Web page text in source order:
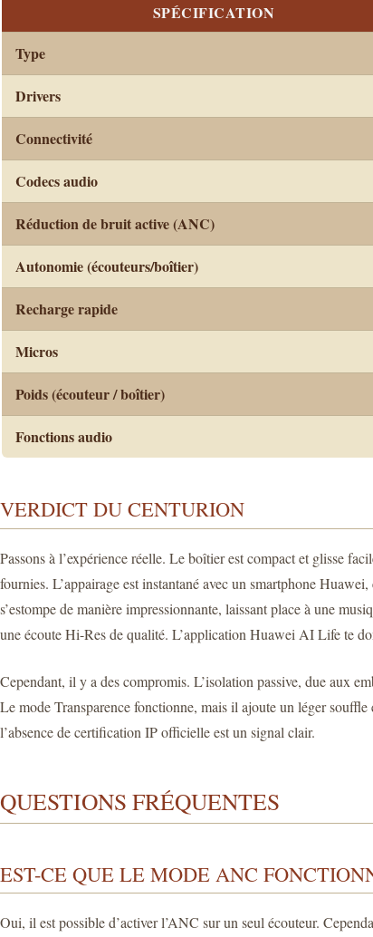
SPÉCIFICATION
Type
Drivers
Connectivité
Codecs audio
Réduction de bruit active (ANC)
Autonomie (écouteurs/boîtier)
Recharge rapide
Micros
Poids (écouteur / boîtier)
Fonctions audio
VERDICT DU CENTURION
Passons à l’expérience réelle. Le boîtier est compact et glisse
fournies. L’appairage est instantané avec un smartphone
s’estompe de manière impressionnante, laissant place à une
une écoute Hi-Res de qualité. L’application Huawei AI Life te
Cependant, il y a des compromis. L’isolation passive, due aux
Le mode Transparence fonctionne, mais il ajoute un léger
l’absence de certification IP officielle est un signal clair.
QUESTIONS FRÉQUENTES
EST-CE QUE LE MODE ANC
Oui, il est possible d’activer l’ANC sur un seul écouteur.